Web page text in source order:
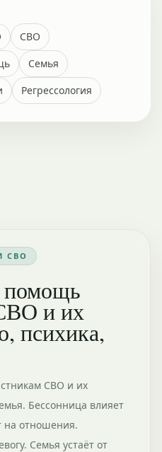
СВО
Семья
Регрессология
СВО
помощь
и их
психика,
СВО и их
Бессонница влияет
на отношения.
Семья устаёт от